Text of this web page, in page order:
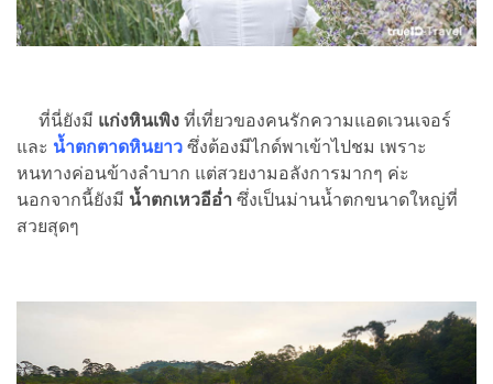
ที่นี่ยังมี แก่งหินเพิง ที่เที่ยวของคนรักความแอดเวนเจอร์
และ น้ำตกตาดหินยาว ซึ่งต้องมีไกด์พาเข้าไปชม เพราะ
หนทางค่อนข้างลำบาก แต่สวยงามอลังการมากๆ ค่ะ
นอกจากนี้ยังมี น้ำตกเหวอีอ่ำ ซึ่งเป็นม่านน้ำตกขนาดใหญ่ที่
สวยสุดๆ